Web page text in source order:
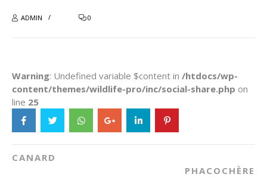
ADMIN 0
Warning: Undefined variable $content in /htdocs/wp-
content/themes/wildlife-pro/inc/social-share.php on
line 25
CANARD
PHACOCHÈRE